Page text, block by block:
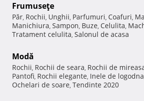
Frumuseţe
Păr, Rochii, Unghii, Parfumuri, Coafuri,
Manichiura, Sampon, Buze, Celulita,
Tratament celulita, Salonul de acasa
Modă
Rochii, Rochii de seara, Rochii de
Pantofi, Rochii elegante, Inele de logodna
Ochelari de soare, Tendinte 2020